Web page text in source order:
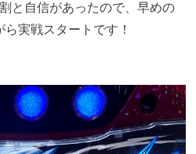
と自信があったので、早めの
実戦スタートです！